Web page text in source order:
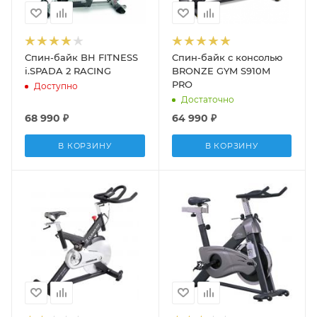
Спин-байк BH FITNESS
i.SPADA 2 RACING
Доступно
68 990 ₽
В КОРЗИНУ
Спин-байк с консолью
BRONZE GYM S910M
PRO
Достаточно
64 990 ₽
В КОРЗИНУ